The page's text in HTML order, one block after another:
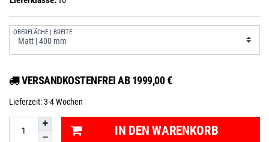
OBERFLÄCHE | BREITE
VERSANDKOSTENFREI AB 1999,00 €
Lieferzeit:3-4 Wochen
IN DEN WARENKORB